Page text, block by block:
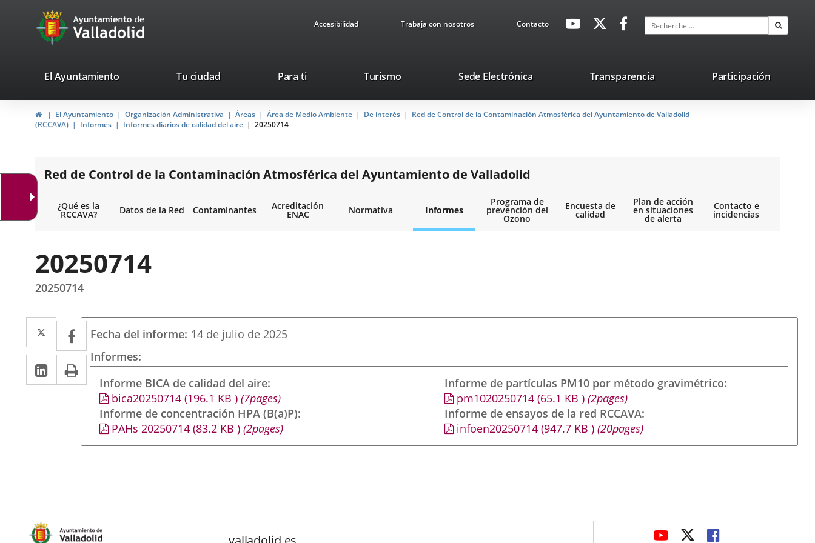
Portal
Web
Ayuntamiento
de
Valladolid
Accesibilidad Trabaja con nosotros ContactoavaHeaderSocial
Enlace
externa.
Enlace
aplicación
externa.
Enlace
aplicación
externa.
Recherche
valladolid.es
El Ayuntamiento Tu ciudad Para ti TurismoEste
se
abrirá
nueva.
Sede ElectrónicaEnlace
una
aplicación
Transparencia Participación
InicioEl Ayuntamiento Organización Administrativa Áreas Área de Medio Ambiente De interés
Red de Control de la Contaminación Atmosférica del Ayuntamiento de Valladolid
(RCCAVA)
Informes Informes diarios de calidad del aire 20250714
Red de Control de la Contaminación Atmosférica del Ayuntamiento de Valladolid
¿Qué es la
RCCAVA? Datos de la Red Contaminantes Acreditación
ENAC Normativa Informes
Programa de
prevención del
Ozono
Encuesta de
calidad
Plan de acción
en situaciones
de alerta
Contacto e
incidencias
20250714
20250714
Twitter
Enlace
a
una
aplicación
externa.
Facebook
Enlace
a
una
aplicación
externa.
LinkedIn
Enlace
a
aplicación
externa.
Imprimir
Fecha del informe 14 de julio de 2025
Informes
Informe BICA de calidad del aire
bica20250714(196.1 KB )(7pages)
Informe de concentración HPA (B(a)P)
PAHs 20250714(83.2 KB )(2pages)
Informe de partículas PM10 por método gravimétrico
pm1020250714 (65.1 KB) (2pages)
Informe de ensayos de la red RCCAVA
infoen20250714 (947.7 KB) (20pages)
ENLACEENLACEENLACE